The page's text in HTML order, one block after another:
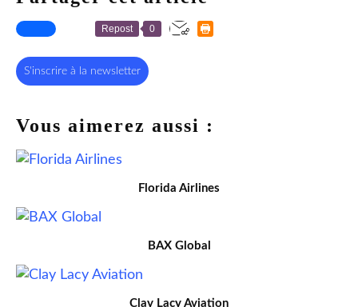
Repost 0
S'inscrire à la newsletter
Vous aimerez aussi :
Florida Airlines
BAX Global
Clay Lacy Aviation